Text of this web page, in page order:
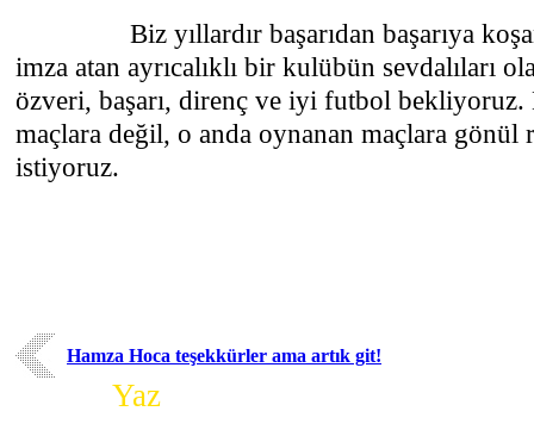
Biz yıllardır başarıdan başarıya
imza atan ayrıcalıklı bir kulübün sevdalıları
özveri, başarı, direnç ve iyi futbol
maçlara değil, o anda oynanan maçlara gönül
istiyoruz.
Hamza Hoca teşekkürler ama artık git!
Yaz